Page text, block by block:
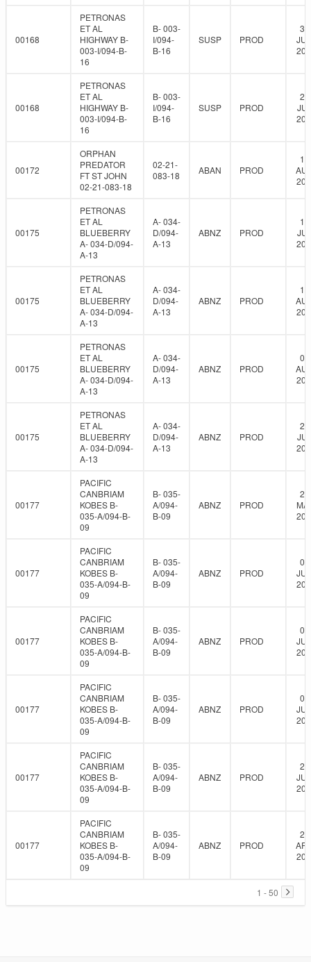
00168
PETRONAS
ET AL
HIGHWAY B-
003-I/094-B-
16
B- 003-
I/094-
B-16
SUSP PROD
00168
PETRONAS
ET AL
HIGHWAY B-
003-I/094-B-
16
B- 003-
I/094-
B-16
SUSP PROD
00172
ORPHAN
PREDATOR
FT ST JOHN
02-21-083-18
02-21-
083-18
ABAN PROD
00175
PETRONAS
ET AL
BLUEBERRY
A- 034-D/094-
A-13
A- 034-
D/094-
A-13
ABNZ PROD
00175
PETRONAS
ET AL
BLUEBERRY
A- 034-D/094-
A-13
A- 034-
D/094-
A-13
ABNZ PROD
00175
PETRONAS
ET AL
BLUEBERRY
A- 034-D/094-
A-13
A- 034-
D/094-
A-13
ABNZ PROD
00175
PETRONAS
ET AL
BLUEBERRY
A- 034-D/094-
A-13
A- 034-
D/094-
A-13
ABNZ PROD
00177
PACIFIC
CANBRIAM
KOBES B-
035-A/094-B-
09
B- 035-
A/094-
B-09
ABNZ PROD
00177
PACIFIC
CANBRIAM
KOBES B-
035-A/094-B-
09
B- 035-
A/094-
B-09
ABNZ PROD
00177
PACIFIC
CANBRIAM
KOBES B-
035-A/094-B-
09
B- 035-
A/094-
B-09
ABNZ PROD
00177
PACIFIC
CANBRIAM
KOBES B-
035-A/094-B-
09
B- 035-
A/094-
B-09
ABNZ PROD
00177
PACIFIC
CANBRIAM
KOBES B-
035-A/094-B-
09
B- 035-
A/094-
B-09
ABNZ PROD
00177
PACIFIC
CANBRIAM
KOBES B-
035-A/094-B-
09
B- 035-
A/094-
B-09
ABNZ PROD
1 - 50